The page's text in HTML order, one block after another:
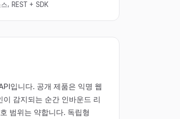
, REST + SDK
입니다. 공개 제품은 익명 웹
감지되는 순간 인바운드 리
범위는 약합니다. 독립형